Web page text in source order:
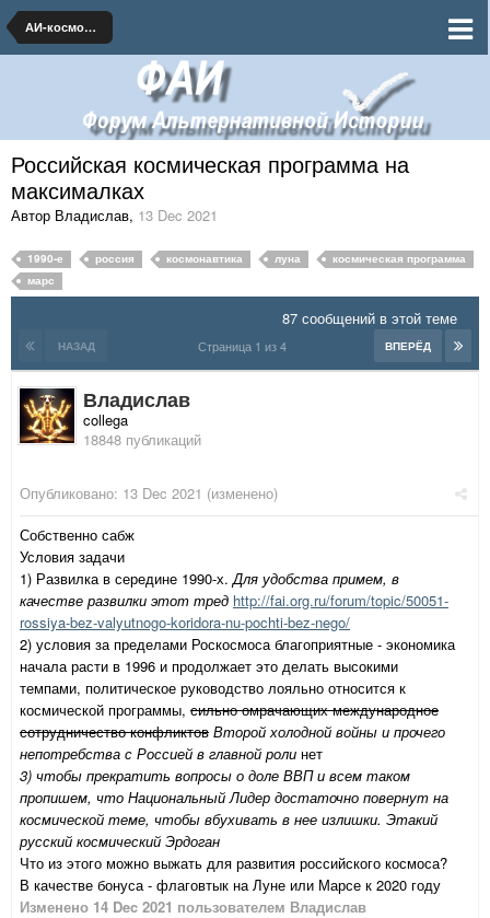
АИ-космонавтика и ракетная техника
Российская космическая программа на
максималках
Автор Владислав, 13 Dec 2021
1990-е россия космонавтика луна
космическая программа
марс
87 сообщений в этой теме
НАЗАД ВПЕРЁД
Страница 1 из 4
Владислав
collega
18848 публикаций
Опубликовано: 13 Dec 2021 (изменено)
Собственно сабж
Условия задачи
1) Развилка в середине 1990-х. Для удобства примем, в
качестве развилки этот тред http://fai.org.ru/forum/topic/50051-
rossiya-bez-valyutnogo-koridora-nu-pochti-bez-nego/
2) условия за пределами Роскосмоса благоприятные - экономика
начала расти в 1996 и продолжает это делать высокими
темпами, политическое руководство лояльно относится к
космической программы, сильно омрачающих международное
сотрудничество конфликтов Второй холодной войны и прочего
непотребства с Россией в главной роли нет
3) чтобы прекратить вопросы о доле ВВП и всем таком
пропишем, что Национальный Лидер достаточно повернут на
космической теме, чтобы вбухивать в нее излишки. Этакий
русский космический Эрдоган
Что из этого можно выжать для развития российского космоса?
В качестве бонуса - флаговтык на Луне или Марсе к 2020 году
Изменено 14 Dec 2021 пользователем Владислав